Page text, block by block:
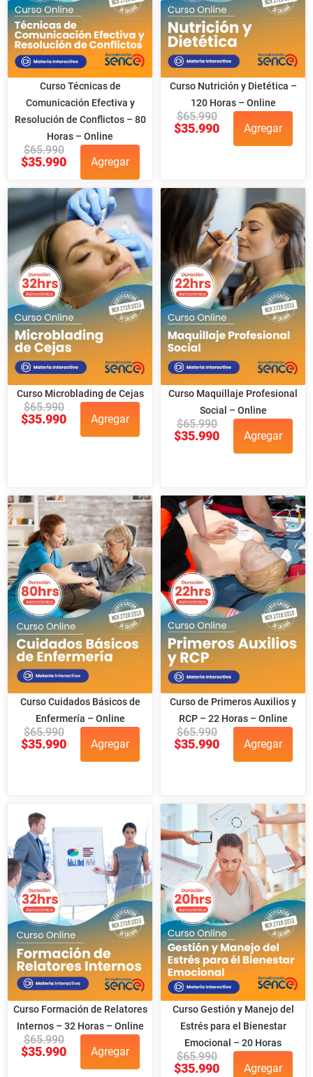
Curso Técnicas de
Comunicación Efectiva y
Resolución de Conflictos – 80
Horas – Online
$65.990
$35.990 Agregar
Curso Nutrición y Dietética –
120 Horas – Online
$65.990
$35.990 Agregar
Curso Microblading de Cejas
$65.990
$35.990 Agregar
Curso Maquillaje Profesional
Social – Online
$65.990
$35.990 Agregar
Curso Cuidados Básicos de
Enfermería – Online
$65.990
$35.990 Agregar
Curso de Primeros Auxilios y
RCP – 22 Horas – Online
$65.990
$35.990 Agregar
Curso Formación de Relatores
Internos – 32 Horas – Online
$65.990
$35.990 Agregar
Curso Gestión y Manejo del
Estrés para el Bienestar
Emocional – 20 Horas
$65.990
$35.990 Agregar